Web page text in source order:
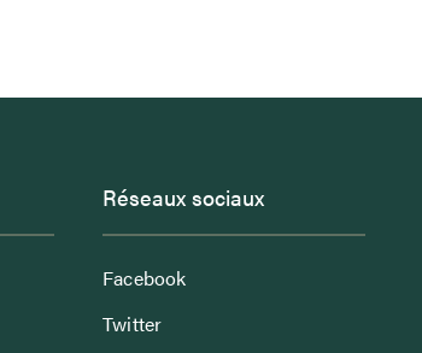
Réseaux sociaux
Facebook
Twitter